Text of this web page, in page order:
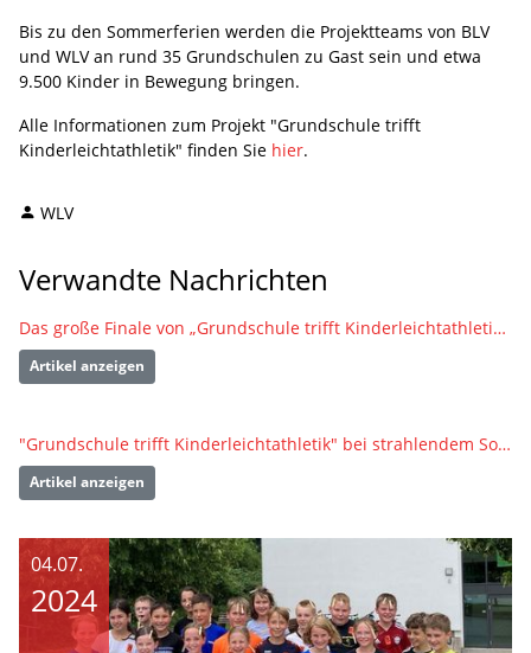
Bis zu den Sommerferien werden die Projektteams von BLV
und WLV an rund 35 Grundschulen zu Gast sein und etwa
9.500 Kinder in Bewegung bringen.
Alle Informationen zum Projekt "Grundschule trifft
Kinderleichtathletik" finden Sie hier.
WLV
Verwandte Nachrichten
Das große Finale von „Grundschule trifft Kinderleichtathletik“ in Burladingen
Artikel anzeigen
"Grundschule trifft Kinderleichtathletik" bei strahlendem Sonnenschein in Duttenberg
Artikel anzeigen
04.07.
2024